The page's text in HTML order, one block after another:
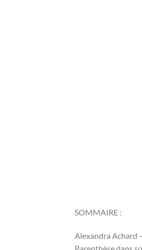
SOMMAIRE :
Alexandra Achard
Parenthèse dans